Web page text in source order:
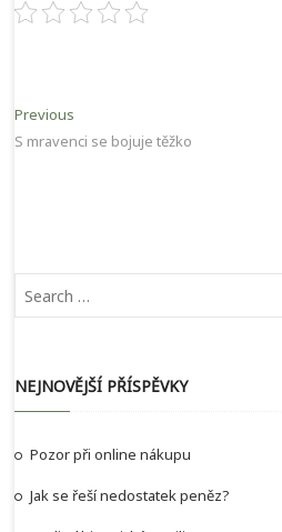
Navigace
pro
Previous
post:
S mravenci se bojuje těžko
NEJNOVĚJŠÍ PŘÍSPĚVKY
Pozor při online nákupu
Jak se řeší nedostatek peněz?